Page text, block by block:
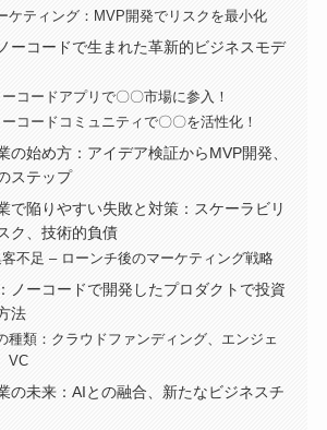
ケティング：MVP開発でリスクを最小化
ーコードで生まれた革新的ビジネスモデ
コードアプリで〇〇市場に参入！
コードコミュニティで〇〇を活性化！
の始め方：アイデア検証からMVP開発、
ステップ
で陥りやすい失敗と対策：スケーラビリ
ク、技術的負債
不足 – ローンチ後のマーケティング戦略
ノーコードで開発したプロダクトで投資
法
種類：クラウドファンディング、エンジェ
VC
の未来：AIとの融合、新たなビジネスチ